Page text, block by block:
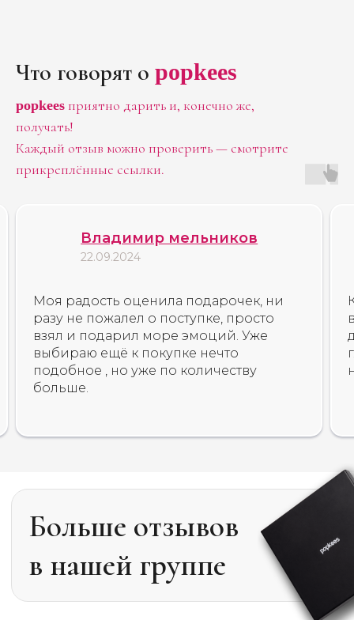
Что говорят о popkees
popkees приятно дарить и, конечно же,
получать!
Каждый отзыв можно проверить — смотрите
прикреплённые ссылки.
Владимир мельников
22.09.2024
Моя радость оценила подарочек, ни
разу не пожалел о поступке, просто
взял и подарил море эмоций. Уже
выбираю ещё к покупке нечто
подобное , но уже по количеству
больше.
Больше отзывов
в нашей группе